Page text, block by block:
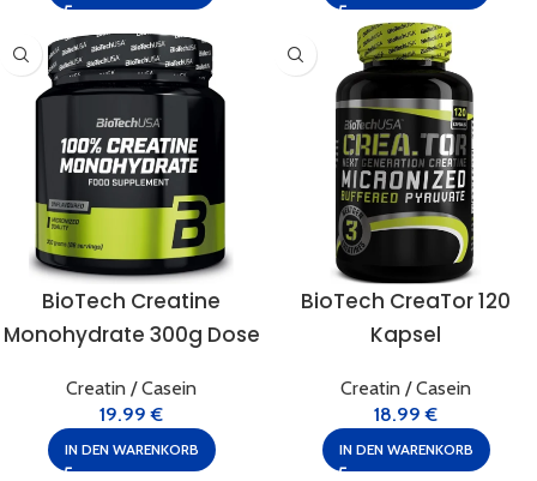
BioTech Creatine
Monohydrate 300g Dose
Creatin / Casein
19.99€
IN DEN WARENKORB
BioTech CreaTor 120
Kapsel
Creatin / Casein
18.99€
IN DEN WARENKORB